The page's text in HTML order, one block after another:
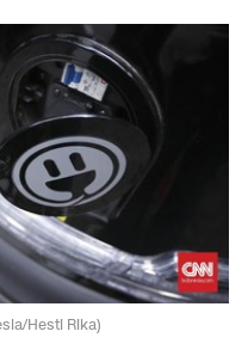
Hesti Rika)